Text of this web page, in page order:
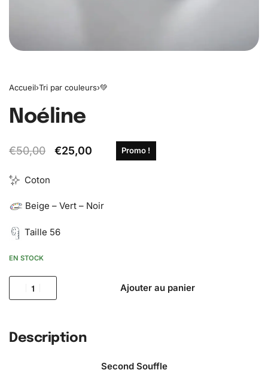
Accueil›Tri par couleurs›💚
Noéline
€50,00 €25,00 Promo !
Coton
Beige – Vert – Noir
Taille 56
EN STOCK
Ajouter au panier
Description
Second Souffle